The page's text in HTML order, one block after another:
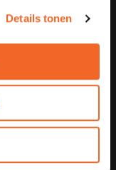
Details tonen